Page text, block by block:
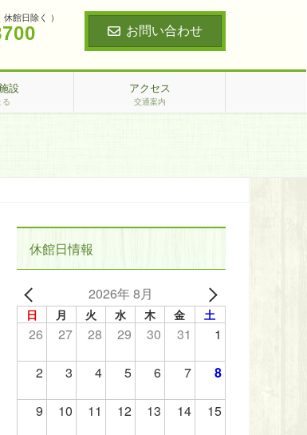
館日除く ）
お問い合わせ
設
る
アクセス
交通案内
休館日情報
2026年 8月
日 月 火 水 木 金 土
26 27 28 29 30 31 1
2 3 4 5 6 7 8
9 10 11 12 13 14 15